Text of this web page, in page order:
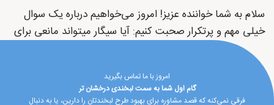
سلام به شما خواننده عزیز! امروز می‌خواهیم درباره یک سوال
خیلی مهم و پرتکرار صحبت کنیم: آیا سیگار میتواند مانعی برای
امروز با ما تماس بگیرید
گام اول شما به سمت لبخندی درخشان تر
فرقی نمی‌کنه که قصد مشاوره برای بهبود طرح لبخندتان را دارین، یا به دنبال